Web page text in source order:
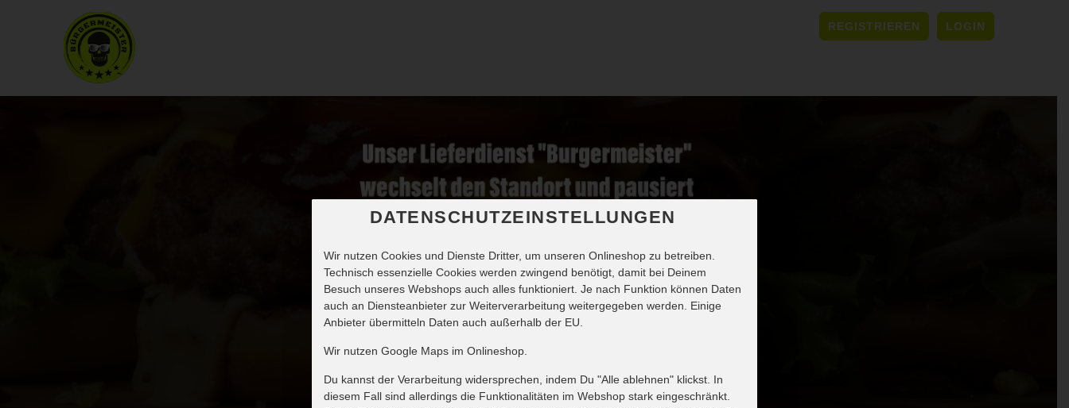
REGISTRIEREN LOGIN
DATENSCHUTZEINSTELLUNGEN
Wir nutzen Cookies und Dienste Dritter, um unseren Onlineshop zu betreiben.
Technisch essenzielle Cookies werden zwingend benötigt, damit bei Deinem
Besuch unseres Webshops auch alles funktioniert. Je nach Funktion können Daten
auch an Diensteanbieter zur Weiterverarbeitung weitergegeben werden. Einige
Anbieter übermitteln Daten auch außerhalb der EU.
Wir nutzen Google Maps im Onlineshop.
Du kannst der Verarbeitung widersprechen, indem Du "Alle ablehnen" klickst. In
diesem Fall sind allerdings die Funktionalitäten im Webshop stark eingeschränkt.